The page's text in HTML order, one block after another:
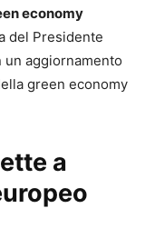
economy
del Presidente
un aggiornamento
green economy
a